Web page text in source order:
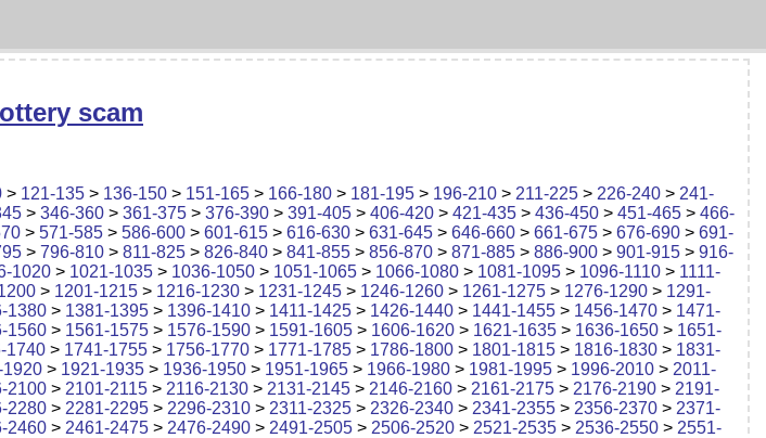
scam
> 121-135 > 136-150 > 151-165 > 166-180 > 181-195 > 196-210 > 211-225 > 226-240 > 241-
> 346-360 > 361-375 > 376-390 > 391-405 > 406-420 > 421-435 > 436-450 > 451-465 > 466-
> 571-585 > 586-600 > 601-615 > 616-630 > 631-645 > 646-660 > 661-675 > 676-690 > 691-
> 796-810 > 811-825 > 826-840 > 841-855 > 856-870 > 871-885 > 886-900 > 901-915 > 916-
1020 > 1021-1035 > 1036-1050 > 1051-1065 > 1066-1080 > 1081-1095 > 1096-1110 > 1111-
> 1201-1215 > 1216-1230 > 1231-1245 > 1246-1260 > 1261-1275 > 1276-1290 > 1291-
1380 > 1381-1395 > 1396-1410 > 1411-1425 > 1426-1440 > 1441-1455 > 1456-1470 > 1471-
1560 > 1561-1575 > 1576-1590 > 1591-1605 > 1606-1620 > 1621-1635 > 1636-1650 > 1651-
1740 > 1741-1755 > 1756-1770 > 1771-1785 > 1786-1800 > 1801-1815 > 1816-1830 > 1831-
1920 > 1921-1935 > 1936-1950 > 1951-1965 > 1966-1980 > 1981-1995 > 1996-2010 > 2011-
2100 > 2101-2115 > 2116-2130 > 2131-2145 > 2146-2160 > 2161-2175 > 2176-2190 > 2191-
2280 > 2281-2295 > 2296-2310 > 2311-2325 > 2326-2340 > 2341-2355 > 2356-2370 > 2371-
2460 > 2461-2475 > 2476-2490 > 2491-2505 > 2506-2520 > 2521-2535 > 2536-2550 > 2551-